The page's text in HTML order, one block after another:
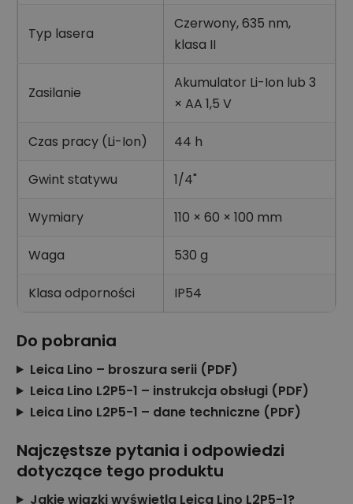
Typ lasera
Czerwony, 635 nm,
klasa II
Zasilanie
Akumulator Li-Ion lub 3
× AA 1,5 V
Czas pracy (Li-Ion) 44 h
Gwint statywu 1/4"
Wymiary 110 × 60 × 100 mm
Waga 530 g
Klasa odporności IP54
Do pobrania
Leica Lino – broszura serii (PDF)
Leica Lino L2P5-1 – instrukcja obsługi (PDF)
Leica Lino L2P5-1 – dane techniczne (PDF)
Najczęstsze pytania i odpowiedzi
dotyczące tego produktu
Jakie wiązki wyświetla Leica Lino L2P5-1?